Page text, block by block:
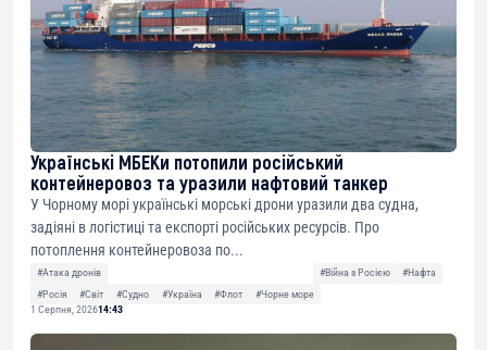
Українські МБЕКи потопили російський
контейнеровоз та уразили нафтовий танкер
У Чорному морі українські морські дрони уразили два судна,
задіяні в логістиці та експорті російських ресурсів. Про
потоплення контейнеровоза по...
#Атака дронів #Війна з Росією
#Нафта
#Росія
#Світ #Судно #Україна #Флот
#Чорне море
1 Серпня, 202614:43